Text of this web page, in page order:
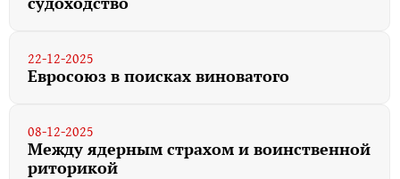
22-12-2025
Евросоюз в поисках виноватого
08-12-2025
Между ядерным страхом и воинственной
риторикой